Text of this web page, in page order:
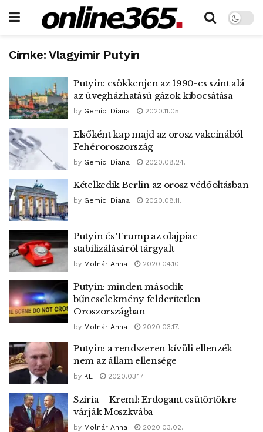
Címke:Vlagyimir Putyin
Putyin: csökkenjen az 1990-es szint alá
az üvegházhatású gázok kibocsátása
by Gemici Diana 2020.11.05.
Elsőként kap majd az orosz vakcinából
Fehéroroszország
by Gemici Diana 2020.08.24.
Kételkedik Berlin az orosz védőoltásban
by Gemici Diana 2020.08.11.
Putyin és Trump az olajpiac
stabilizálásáról tárgyalt
by Molnár Anna 2020.04.10.
Putyin: minden második
bűncselekmény felderítetlen
Oroszországban
by Molnár Anna 2020.03.17.
Putyin: a rendszeren kívüli ellenzék
nem az állam ellensége
by KL 2020.03.17.
Szíria – Kreml: Erdogant csütörtökre
várják Moszkvába
by Molnár Anna 2020.03.02.